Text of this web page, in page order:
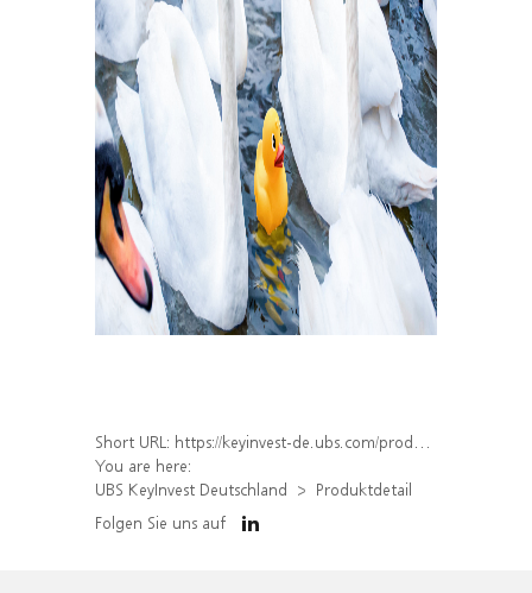
Short URL: https://keyinvest-de.ubs.com/produkt/detail/index/isin/DE000WA4C7A7
You are here:
UBS KeyInvest Deutschland
Produktdetail
Folgen Sie uns auf